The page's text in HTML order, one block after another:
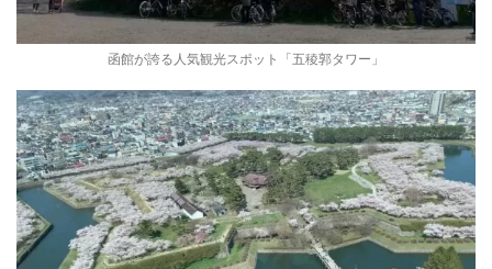
函館が誇る人気観光スポット「五稜郭タワー」